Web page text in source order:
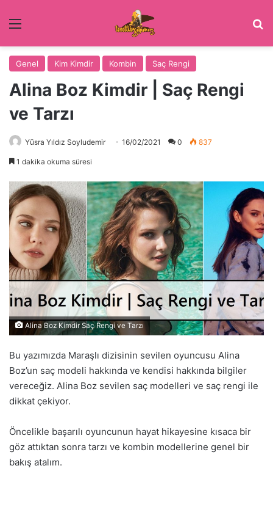
Menü
Genel Kim Kimdir Kombin Saç Rengi
Alina Boz Kimdir | Saç Rengi
ve Tarzı
Yüsra Yıldız Soyludemir 16/02/2021 0 837
1 dakika okuma süresi
Alina Boz Kimdir Saç Rengi ve Tarzı
Bu yazımızda Maraşlı dizisinin sevilen oyuncusu Alina
Boz’un saç modeli hakkında ve kendisi hakkında bilgiler
vereceğiz. Alina Boz sevilen saç modelleri ve saç rengi ile
dikkat çekiyor.
Öncelikle başarılı oyuncunun hayat hikayesine kısaca bir
göz attıktan sonra tarzı ve kombin modellerine genel bir
bakış atalım.